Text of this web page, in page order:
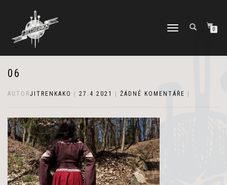
PŘEPNOUT
0
06
AUTORJITRENKAKO 27.4.2021 ŽÁDNÉ KOMENTÁŘE